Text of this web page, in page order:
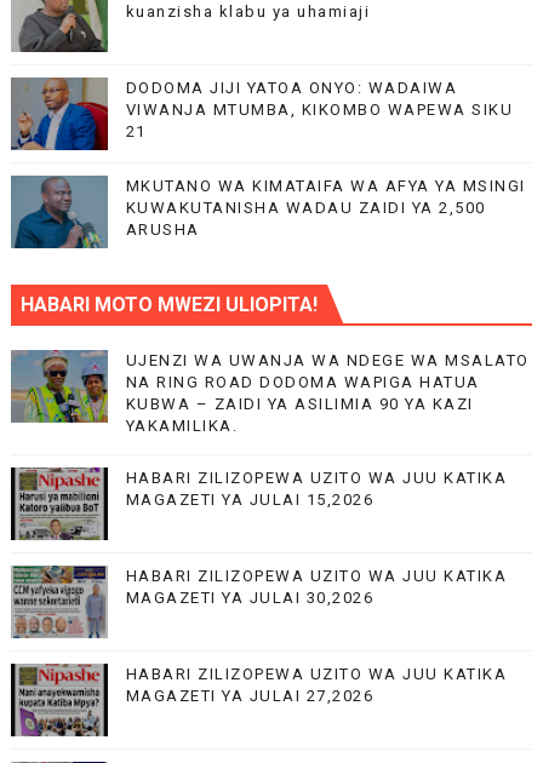
kuanzisha klabu ya uhamiaji
DODOMA JIJI YATOA ONYO: WADAIWA
VIWANJA MTUMBA, KIKOMBO WAPEWA SIKU
21
MKUTANO WA KIMATAIFA WA AFYA YA MSINGI
KUWAKUTANISHA WADAU ZAIDI YA 2,500
ARUSHA
HABARI MOTO MWEZI ULIOPITA!
UJENZI WA UWANJA WA NDEGE WA MSALATO
NA RING ROAD DODOMA WAPIGA HATUA
KUBWA – ZAIDI YA ASILIMIA 90 YA KAZI
YAKAMILIKA.
HABARI ZILIZOPEWA UZITO WA JUU KATIKA
MAGAZETI YA JULAI 15,2026
HABARI ZILIZOPEWA UZITO WA JUU KATIKA
MAGAZETI YA JULAI 30,2026
HABARI ZILIZOPEWA UZITO WA JUU KATIKA
MAGAZETI YA JULAI 27,2026